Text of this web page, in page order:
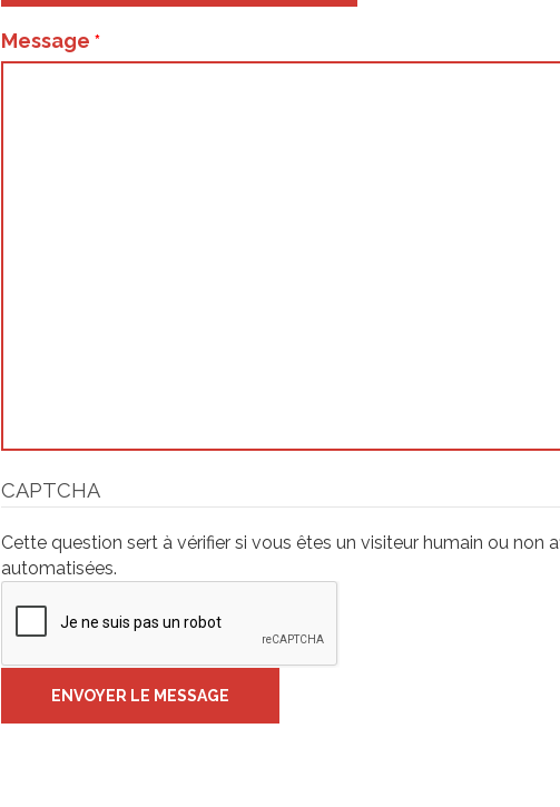
Message
CAPTCHA
Cette question sert à vérifier si vous êtes un visiteur humain ou non
automatisées.